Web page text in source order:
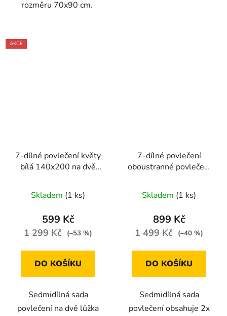
rozměru 70x90 cm.
AKCE
7-dílné povlečení květy
bílá 140x200 na dvě
Skladem (1 ks)
599 Kč
1 299 Kč (–53 %)
DO KOŠÍKU
Sedmidílná sada
povlečení na dvě lůžka
7-dílné povlečení
oboustranné povlečení
růžová a šedá
Skladem (1 ks)
899 Kč
1 499 Kč (–40 %)
DO KOŠÍKU
Sedmidílná sada
povlečení obsahuje 2x